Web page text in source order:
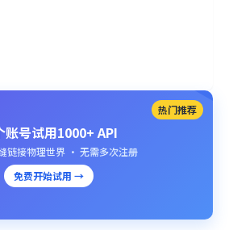
热门推荐
账号试用1000+ API
链接物理世界 · 无需多次注册
免费开始试用 →